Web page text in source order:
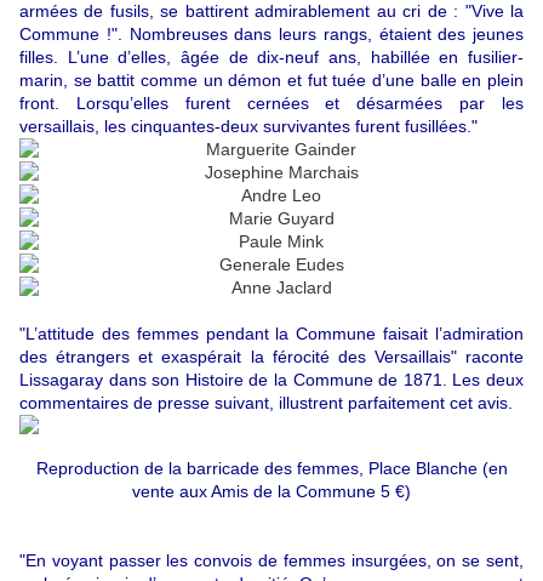
armées de fusils, se battirent admirablement au cri de : "Vive la
Commune !". Nombreuses dans leurs rangs, étaient des jeunes
filles. L’une d’elles, âgée de dix-neuf ans, habillée en fusilier-
marin, se battit comme un démon et fut tuée d’une balle en plein
front. Lorsqu’elles furent cernées et désarmées par les
versaillais, les cinquantes-deux survivantes furent fusillées."
"L’attitude des femmes pendant la Commune faisait l’admiration
des étrangers et exaspérait la férocité des Versaillais" raconte
Lissagaray dans son Histoire de la Commune de 1871. Les deux
commentaires de presse suivant, illustrent parfaitement cet avis.
Reproduction de la barricade des femmes, Place Blanche (en
vente aux Amis de la Commune 5 €)
"En voyant passer les convois de femmes insurgées, on se sent,